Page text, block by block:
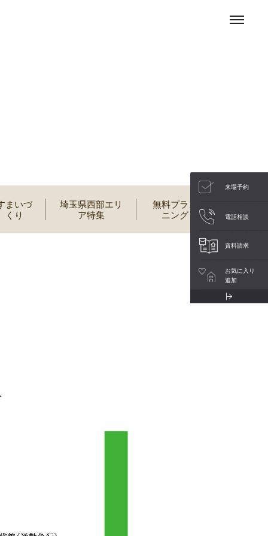
まいづ
くり
埼玉県西部エリ
ア特集
無料プラン
ニング
来場予約
電話相談
資料請求
お気に入り
追加